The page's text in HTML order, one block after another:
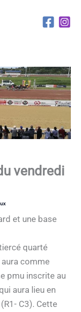
vendredi
et une base
quarté
comme
pmu inscrite au
aura lieu en
C3). Cette